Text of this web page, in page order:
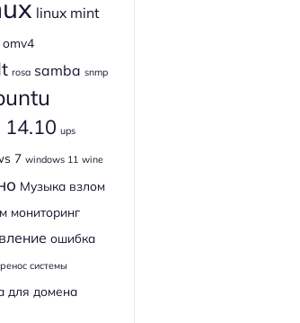
linux mint
omv4
rosa samba snmp
ups
7 windows 11 wine
Музыка взлом
мониторинг
ошибка
системы
для домена